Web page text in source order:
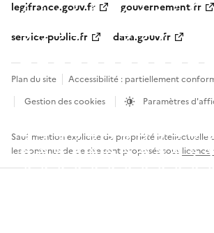
legifrance.gouv.fr gouvernement.fr
service-public.fr data.gouv.fr
Plan du site Accessibilité : partiellement
Gestion des cookies
Paramètres
Sauf mention explicite de propriété intellectuelle
les contenus de ce site sont proposés sous licence